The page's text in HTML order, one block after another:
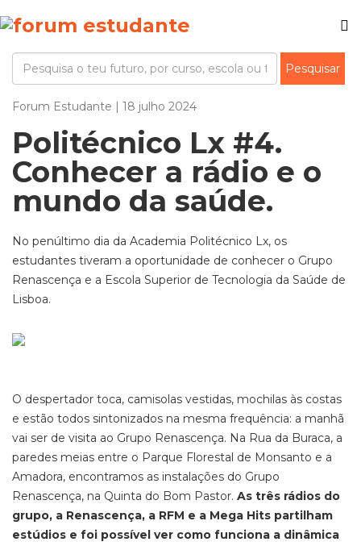
Forum Estudante | 18 julho 2024
Politécnico Lx #4.
Conhecer a rádio e o
mundo da saúde.
No penúltimo dia da Academia Politécnico Lx, os
estudantes tiveram a oportunidade de conhecer o Grupo
Renascença e a Escola Superior de Tecnologia da Saúde de
Lisboa.
O despertador toca, camisolas vestidas, mochilas às costas
e estão todos sintonizados na mesma frequência: a manhã
vai ser de visita ao Grupo Renascença. Na Rua da Buraca, a
paredes meias entre o Parque Florestal de Monsanto e a
Amadora, encontramos as instalações do Grupo
Renascença, na Quinta do Bom Pastor. As três rádios do
grupo, a Renascença, a RFM e a Mega Hits partilham
estúdios e foi possível ver como funciona a dinâmica